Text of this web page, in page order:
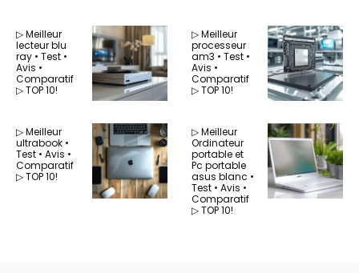
▷ Meilleur
lecteur blu
ray • Test •
Avis •
Comparatif
▷ TOP 10!
▷ Meilleur
processeur
am3 • Test •
Avis •
Comparatif
▷ TOP 10!
▷ Meilleur
ultrabook •
Test • Avis •
Comparatif
▷ TOP 10!
▷ Meilleur
Ordinateur
portable et
Pc portable
asus blanc •
Test • Avis •
Comparatif
▷ TOP 10!